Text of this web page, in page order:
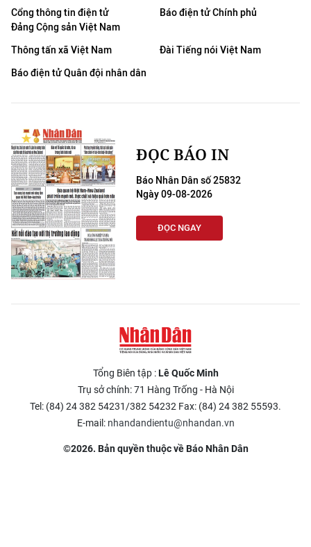
Cổng thông tin điện tử
Đảng Cộng sản Việt Nam
Báo điện tử Chính phủ
Thông tấn xã Việt Nam
Đài Tiếng nói Việt Nam
Báo điện tử Quân đội nhân dân
ĐỌC BÁO IN
Báo Nhân Dân số 25832
Ngày 09-08-2026
ĐỌC NGAY
Tổng Biên tập :Lê Quốc Minh
Trụ sở chính: 71 Hàng Trống - Hà Nội
Tel: (84) 24 382 54231/382 54232 Fax: (84) 24 382 55593.
E-mail: nhandandientu@nhandan.vn
©2026. Bản quyền thuộc về Báo Nhân Dân